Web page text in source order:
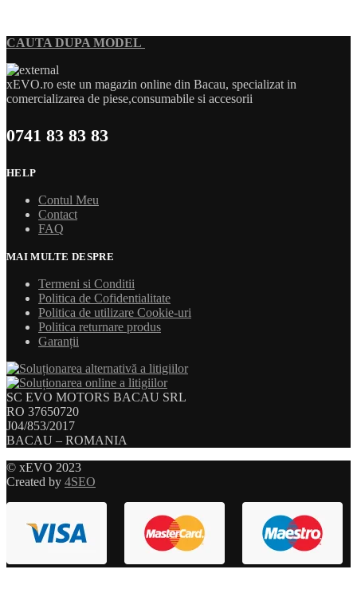
CAUTA DUPA MODEL
xEVO.ro este un magazin online din Bacau, specializat in
comercializarea de piese,consumabile si accesorii
0741 83 83 83
HELP
Contul Meu
Contact
FAQ
MAI MULTE DESPRE
Termeni si Conditii
Politica de Cofidentialitate
Politica de utilizare Cookie-uri
Politica returnare produs
Garanții
SC EVO MOTORS BACAU SRL
RO 37650720
J04/853/2017
BACAU – ROMANIA
© xEVO 2023
Created by 4SEO